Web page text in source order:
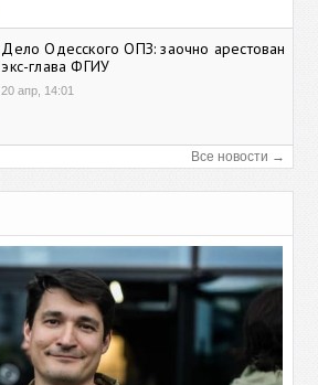
Дело Одесского ОПЗ: заочно арестован
экс-глава ФГИУ
20 апр, 14:01
Все новости →